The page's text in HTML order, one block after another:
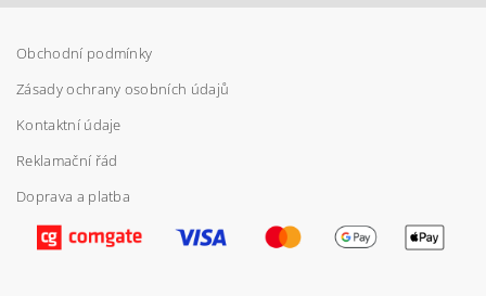
Obchodní podmínky
Zásady ochrany osobních údajů
Kontaktní údaje
Reklamační řád
Doprava a platba